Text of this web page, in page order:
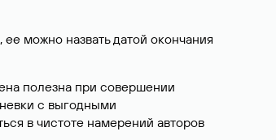
можно назвать датой окончания
полезна при совершении
с выгодными
в чистоте намерений авторов